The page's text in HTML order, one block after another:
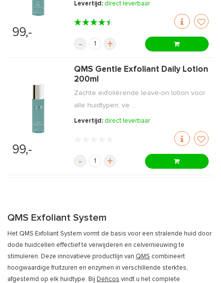
99,-
Levertijd: direct leverbaar
- +
99,-
QMS Gentle Exfoliant Daily Lotion
200ml
Zachte exfoliërende leave-on lotion voor
alle huidtypen, ve ...
Levertijd: direct leverbaar
- +
QMS Exfoliant System
Het QMS Exfoliant System vormt de basis voor een stralende huid door
dode huidcellen effectief te verwijderen en celvernieuwing te
stimuleren. Deze innovatieve productlijn van QMS combineert
hoogwaardige fruitzuren en enzymen in verschillende sterktes,
afgestemd op elk huidtype. Bij Dehcos vindt u het complete